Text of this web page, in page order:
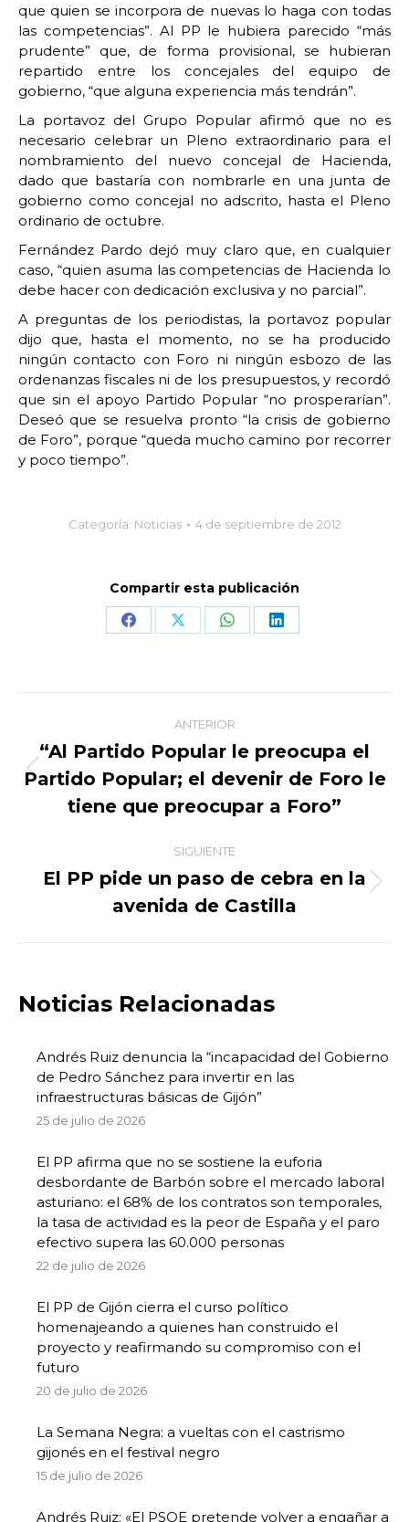
que quien se incorpora de nuevas lo haga con todas
las competencias”. Al PP le hubiera parecido “más
prudente” que, de forma provisional, se hubieran
repartido entre los concejales del equipo de
gobierno, “que alguna experiencia más tendrán”.
La portavoz del Grupo Popular afirmó que no es
necesario celebrar un Pleno extraordinario para el
nombramiento del nuevo concejal de Hacienda,
dado que bastaría con nombrarle en una junta de
gobierno como concejal no adscrito, hasta el Pleno
ordinario de octubre.
Fernández Pardo dejó muy claro que, en cualquier
caso, “quien asuma las competencias de Hacienda lo
debe hacer con dedicación exclusiva y no parcial”.
A preguntas de los periodistas, la portavoz popular
dijo que, hasta el momento, no se ha producido
ningún contacto con Foro ni ningún esbozo de las
ordenanzas fiscales ni de los presupuestos, y recordó
que sin el apoyo Partido Popular “no prosperarían”.
Deseó que se resuelva pronto “la crisis de gobierno
de Foro”, porque “queda mucho camino por recorrer
y poco tiempo”.
Categoría: Noticias 4 de septiembre de 2012
Compartir esta publicación
Share Share Share Share
Navegación
entre
publicaciones
ANTERIOR
Publicación
“Al Partido Popular le preocupa el
Partido Popular; el devenir de Foro le
tiene que preocupar a Foro”
SIGUIENTE
Publicación
siguiente:
El PP pide un paso de cebra en la
avenida de Castilla
Noticias Relacionadas
Andrés Ruiz denuncia la “incapacidad del Gobierno
de Pedro Sánchez para invertir en las
infraestructuras básicas de Gijón”
25 de julio de 2026
El PP afirma que no se sostiene la euforia
desbordante de Barbón sobre el mercado laboral
asturiano: el 68% de los contratos son temporales,
la tasa de actividad es la peor de España y el paro
efectivo supera las 60.000 personas
22 de julio de 2026
El PP de Gijón cierra el curso político
homenajeando a quienes han construido el
proyecto y reafirmando su compromiso con el
futuro
20 de julio de 2026
La Semana Negra: a vueltas con el castrismo
gijonés en el festival negro
15 de julio de 2026
Andrés Ruiz: «El PSOE pretende volver a engañar a